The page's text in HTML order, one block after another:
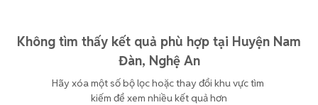
Không tìm thấy kết quả phù hợp tại Huyện Nam
Đàn, Nghệ An
Hãy xóa một số bộ lọc hoặc thay đổi khu vực tìm
kiếm để xem nhiều kết quả hơn